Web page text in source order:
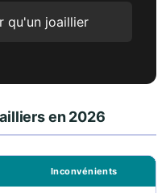
qu'un joaillier
en 2026
Inconvénients